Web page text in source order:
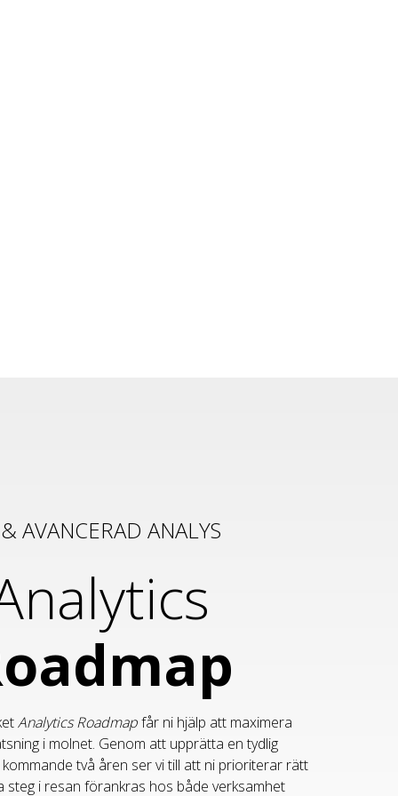
AVANCERAD ANALYS
Analytics Roadmapfår ni hjälp att maximera
i molnet. Genom att upprätta en tydlig
två åren ser vi till att ni prioriterar rätt
steg i resan förankras hos både verksamhet